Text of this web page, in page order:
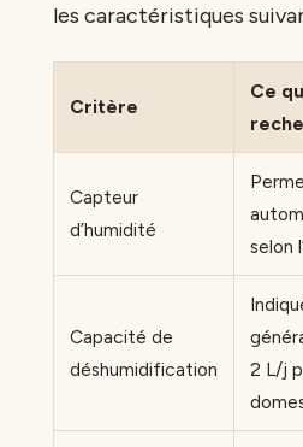
les caractéristiques
Critère
Ce
Capteur
d’humidité
selon
Capacité de
déshumidification
2 L/j